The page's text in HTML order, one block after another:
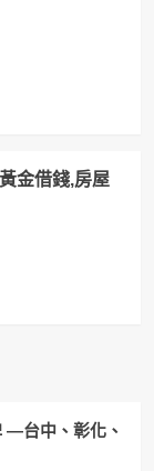
金借錢,房屋
—台中、彰化、